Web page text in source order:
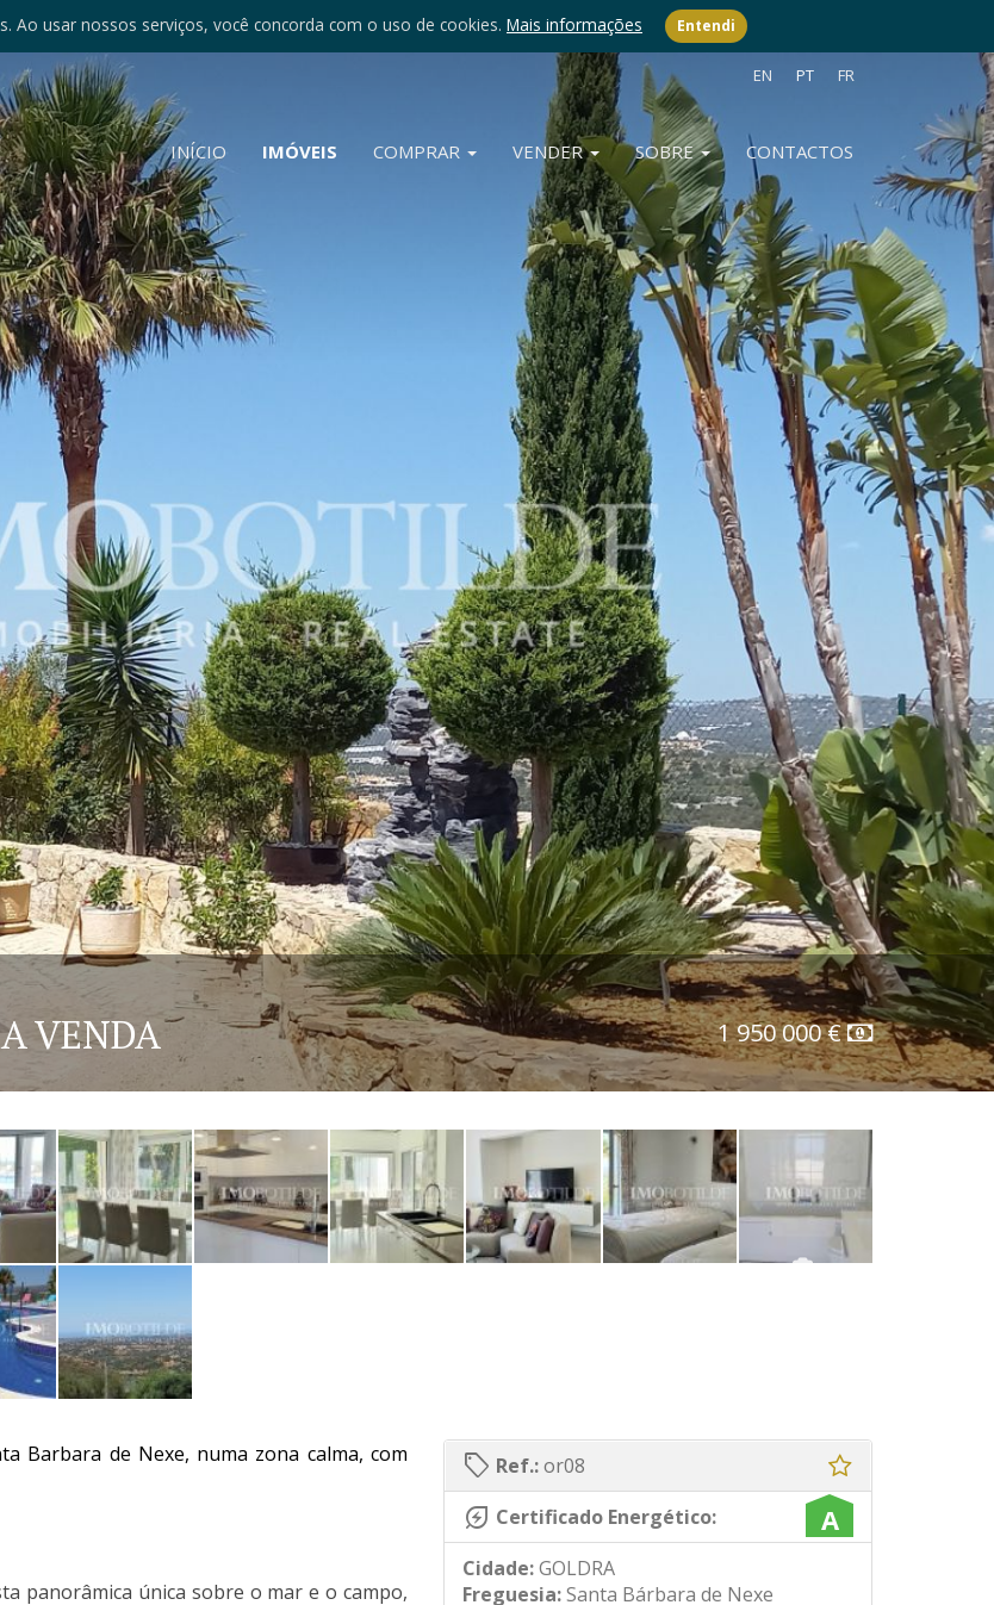
Ao usar nossos serviços, você concorda com o uso de cookies. Mais informações Entendi
EN PT FR
INÍCIO IMÓVEIS COMPRAR VENDER SOBRE CONTACTOS
1 950 000 €
VENDA
Barbara de Nexe, numa zona calma, com
panorâmica única sobre o mar e o campo,
sell Ref.:or08
energy_savings_leaf Certificado Energético: A
Cidade:GOLDRA
Freguesia:Santa Bárbara de Nexe